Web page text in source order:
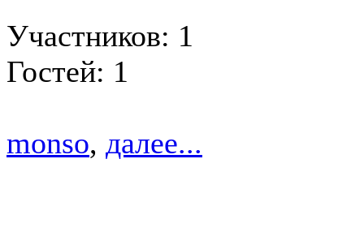
Участников: 1
Гостей: 1
monso, далее...